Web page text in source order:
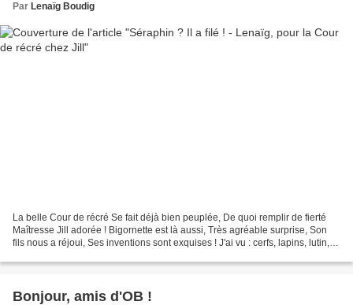
Par Lenaïg Boudig
La belle Cour de récré Se fait déjà bien peuplée, De quoi remplir de fierté
Maîtresse Jill adorée ! Bigornette est là aussi, Très agréable surprise, Son
fils nous a réjoui, Ses inventions sont exquises ! J'ai vu : cerfs, lapins, lutin,
Bonjour, amis d'OB !